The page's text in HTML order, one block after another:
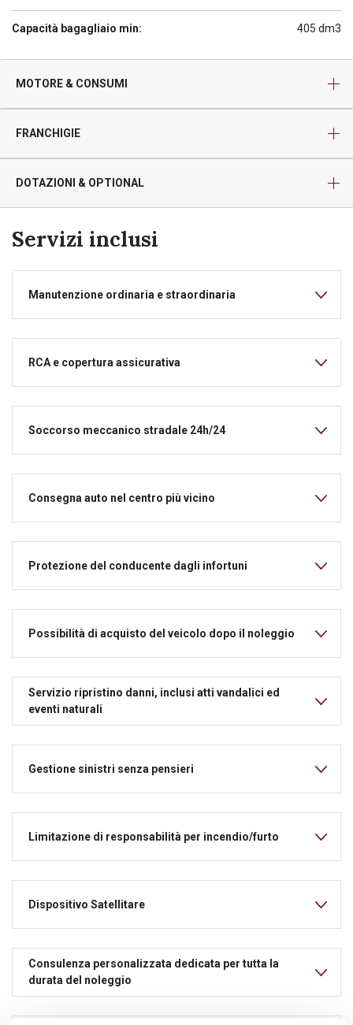
Capacità bagagliaio min: 405 dm3
MOTORE & CONSUMI
FRANCHIGIE
DOTAZIONI & OPTIONAL
Servizi inclusi
Manutenzione ordinaria e straordinaria
RCA e copertura assicurativa
Soccorso meccanico stradale 24h/24
Consegna auto nel centro più vicino
Protezione del conducente dagli infortuni
Possibilità di acquisto del veicolo dopo il noleggio
Servizio ripristino danni, inclusi atti vandalici ed
eventi naturali
Gestione sinistri senza pensieri
Limitazione di responsabilità per incendio/furto
Dispositivo Satellitare
Consulenza personalizzata dedicata per tutta la
durata del noleggio